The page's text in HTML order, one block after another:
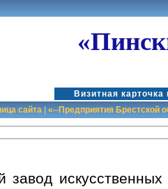
Визитная
сайта|«--Предприятия Брестской
завод